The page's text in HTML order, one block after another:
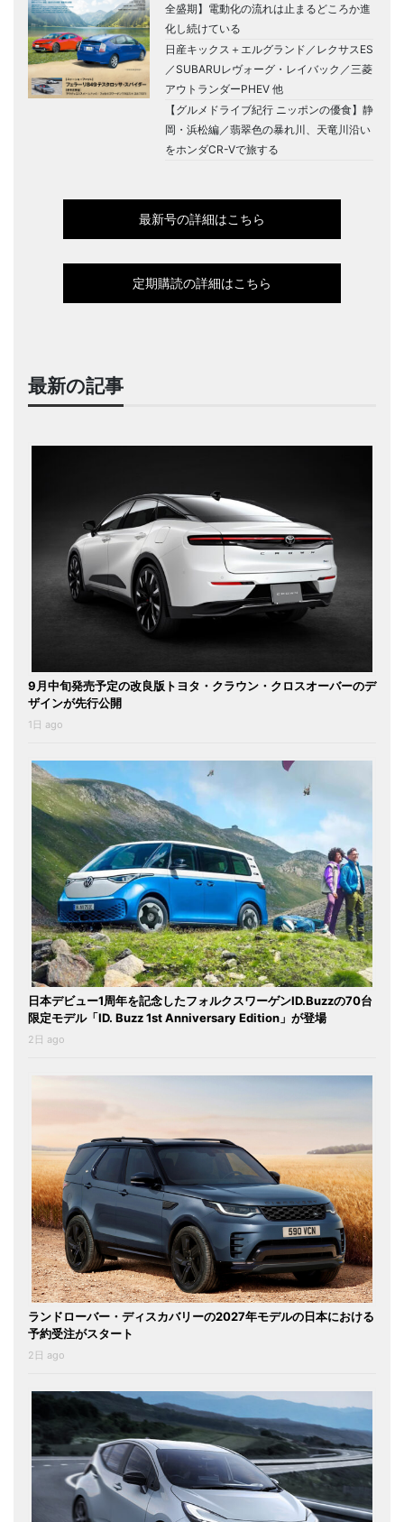
全盛期】電動化の流れは止まるどころか進
化し続けている
日産キックス＋エルグランド／レクサスES
／SUBARUレヴォーグ・レイバック／三菱
アウトランダーPHEV 他
【グルメドライブ紀行 ニッポンの優食】静
岡・浜松編／翡翠色の暴れ川、天竜川沿い
をホンダCR-Vで旅する
最新号の詳細はこちら
定期購読の詳細はこちら
最新の記事
9月中旬発売予定の改良版トヨタ・クラウン・クロスオーバーのデ
ザインが先行公開
1日 ago
日本デビュー1周年を記念したフォルクスワーゲンID.Buzzの70台
限定モデル「ID. Buzz 1st Anniversary Edition」が登場
2日 ago
ランドローバー・ディスカバリーの2027年モデルの日本における
予約受注がスタート
2日 ago